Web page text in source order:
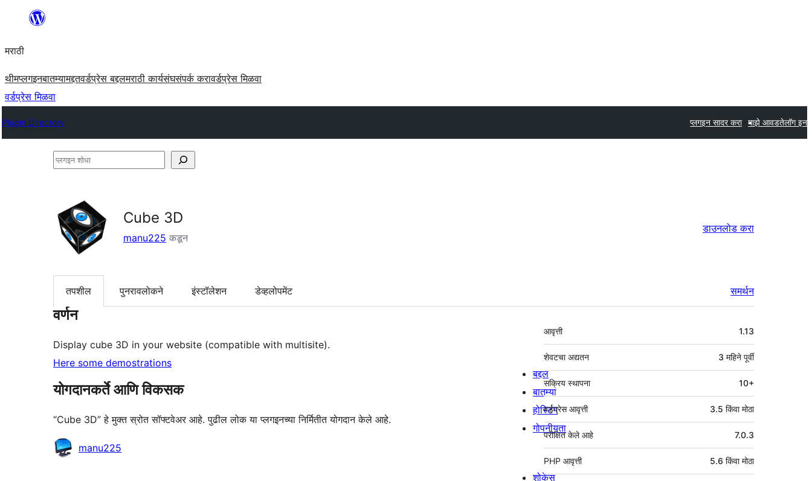
सामुग्रीवर
मराठी
थीमप्लगइनबातम्यामद्दतवर्डप्रेस बद्दलमराठी कार्यसंघसंपर्क करावर्डप्रेस मिळवा
वर्डप्रेस मिळवा
Plugin Directory प्लगइन सादर करा माझे आवडतेलॉग इन
प्लगइन
Cube 3D
manu225 कडून
डाउनलोड करा
तपशील पुनरावलोकने इंस्टॉलेशन डेव्हलोपमेंट समर्थन
वर्णन
Display cube 3D in your website (compatible with multisite).
Here some demostrations
योगदानकर्ते आणि विकसक
“Cube 3D” हे मुक्त स्रोत सॉफ्टवेअर आहे. पुढील लोक या प्लगइनच्या निर्मितीत योगदान केले आहे.
योगदानकर्तेmanu225
मेटा
आवृत्ती 1.13
शेवटचा अद्यतन 3 महिने पूर्वी
सक्रिय स्थापना 10+
वर्डप्रेस आवृत्ती 3.5 किंवा मोठा
परीक्षित केले आहे 7.0.3
PHP आवृत्ती 5.6 किंवा मोठा
बद्दल
बातम्या
होस्टिंग
गोपनीयता
शोकेस